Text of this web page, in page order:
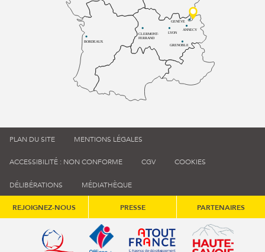
BORDEAUX
CLERMONT-
FERRAND
LYON
ANNECY
GRENOBLE
GENÈVE
PLAN DU SITE MENTIONS LÉGALES
ACCESSIBILITÉ : NON CONFORME CGV COOKIES
DÉLIBÉRATIONS MÉDIATHÈQUE
REJOIGNEZ-NOUS PRESSE PARTENAIRES
Qualité tourisme (s'ouvre dans une nouvelle fenêtre)
Office de tourisme de France (s'ouvre
Atout France (s'ouvre dans